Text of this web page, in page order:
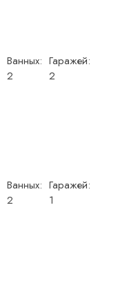
Ванных:
2
Гаражей:
2
Ванных:
2
Гаражей:
1